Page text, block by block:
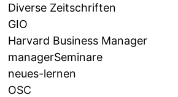
Diverse Zeitschriften
GIO
Harvard Business Manager
managerSeminare
neues-lernen
OSC